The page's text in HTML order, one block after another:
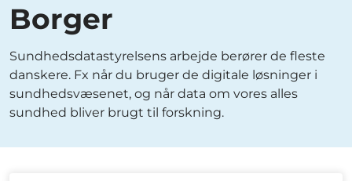
Borger
Sundhedsdatastyrelsens arbejde berører de fleste
danskere. Fx når du bruger de digitale løsninger i
sundhedsvæsenet, og når data om vores alles
sundhed bliver brugt til forskning.